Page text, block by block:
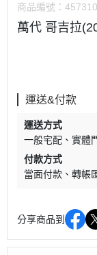
商品編號：
萬代 哥吉拉
運送&付款
運送方式
一般宅配
實體
付款方式
當面付款
轉帳
分享商品到